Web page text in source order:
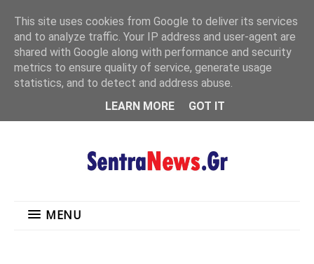
MENU
MENU
This site uses cookies from Google to deliver its services
and to analyze traffic. Your IP address and user-agent are
shared with Google along with performance and security
metrics to ensure quality of service, generate usage
statistics, and to detect and address abuse.
LEARN MORE
GOT IT